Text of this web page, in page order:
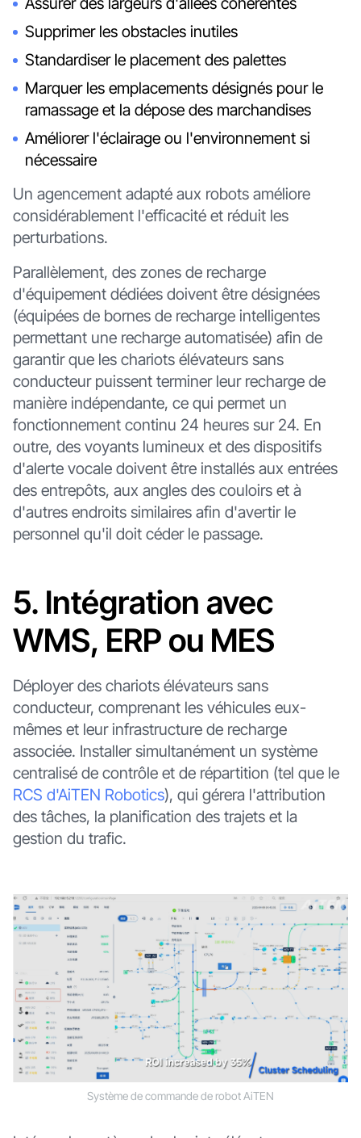
Supprimer les obstacles inutiles
Standardiser le placement des palettes
Marquer les emplacements désignés pour le
ramassage et la dépose des marchandises
Améliorer l'éclairage ou l'environnement si
nécessaire
Un agencement adapté aux robots améliore
considérablement l'efficacité et réduit les
perturbations.
Parallèlement, des zones de recharge
d'équipement dédiées doivent être désignées
(équipées de bornes de recharge intelligentes
permettant une recharge automatisée) afin de
garantir que les chariots élévateurs sans
conducteur puissent terminer leur recharge de
manière indépendante, ce qui permet un
fonctionnement continu 24 heures sur 24. En
outre, des voyants lumineux et des dispositifs
d'alerte vocale doivent être installés aux entrées
des entrepôts, aux angles des couloirs et à
d'autres endroits similaires afin d'avertir le
personnel qu'il doit céder le passage.
5. Intégration avec
WMS, ERP ou MES
Déployer des chariots élévateurs sans
conducteur, comprenant les véhicules eux-
mêmes et leur infrastructure de recharge
associée. Installer simultanément un système
centralisé de contrôle et de répartition (tel que le
RCS d'AiTEN Robotics), qui gérera l'attribution
des tâches, la planification des trajets et la
gestion du trafic.
Système de commande de robot AiTEN